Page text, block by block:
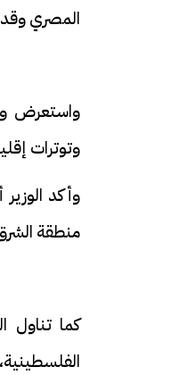
المصري
واستعرض
وتوترات
وأكد
منطقة
كما تناول